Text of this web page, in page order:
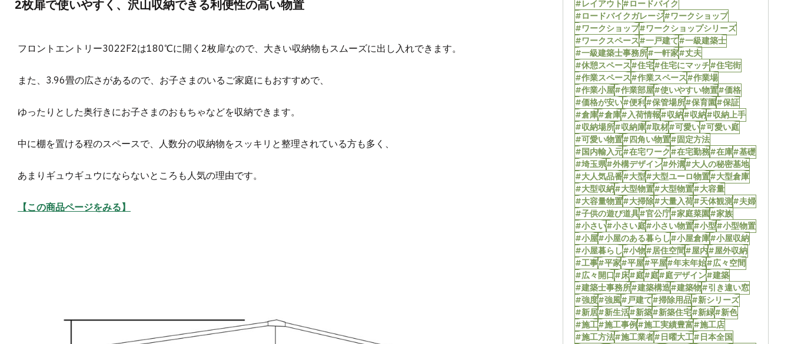
2枚扉で使いやすく、沢山収納できる利便性の高い物置
フロントエントリー3022F2は180℃に開く2枚扉なので、大きい収納物もスムーズに出し入れできます。
また、3.96畳の広さがあるので、お子さまのいるご家庭にもおすすめで、
ゆったりとした奥行きにお子さまのおもちゃなどを収納できます。
中に棚を置ける程のスペースで、人数分の収納物をスッキリと整理されている方も多く、
あまりギュウギュウにならないところも人気の理由です。
【この商品ページをみる】
#レイアウト#ロードバイク
#ロードバイクガレージ#ワークショップ
#ワークショップ#ワークショップシリーズ
#ワークスペース#一戸建て#一級建築士
#一級建築士事務所#一軒家#丈夫
#休憩スペース#住宅#住宅にマッチ#住宅街
#作業スペース#作業スペース#作業場
#作業小屋#作業部屋#使いやすい物置#価格
#価格が安い#便利#保管場所#保育園#保証
#倉庫#倉庫#入荷情報#収納#収納#収納上手
#収納場所#収納庫#取材#可愛い#可愛い庭
#可愛い物置#四角い物置#固定方法
#国内輸入元#在宅ワーク#在宅勤務#在庫#基礎
#埼玉県#外構デザイン#外溝#大人の秘密基地
#大人気品番#大型#大型ユーロ物置#大型倉庫
#大型収納#大型物置#大型物置#大容量
#大容量物置#大掃除#大量入荷#天体観測#夫婦
#子供の遊び道具#官公庁#家庭菜園#家族
#小さい#小さい庭#小さい物置#小型#小型物置
#小屋#小屋のある暮らし#小屋倉庫#小屋収納
#小屋暮らし#小物#居住空間#屋内#屋外収納
#工事#平家#平屋#平屋#年末年始#広々空間
#広々開口#床#庭#庭#庭デザイン#建築
#建築士事務所#建築構造#建築物#引き違い窓
#強度#強風#戸建て#掃除用品#新シリーズ
#新居#新生活#新築#新築住宅#新緑#新色
#施工#施工事例#施工実績豊富#施工店
#施工方法#施工業者#日曜大工#日本全国